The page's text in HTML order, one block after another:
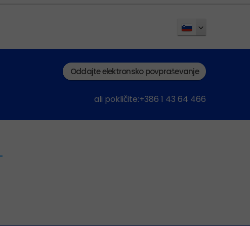
Oddajte elektronsko povpraševanje
ali pokličite:+386 1 43 64 466